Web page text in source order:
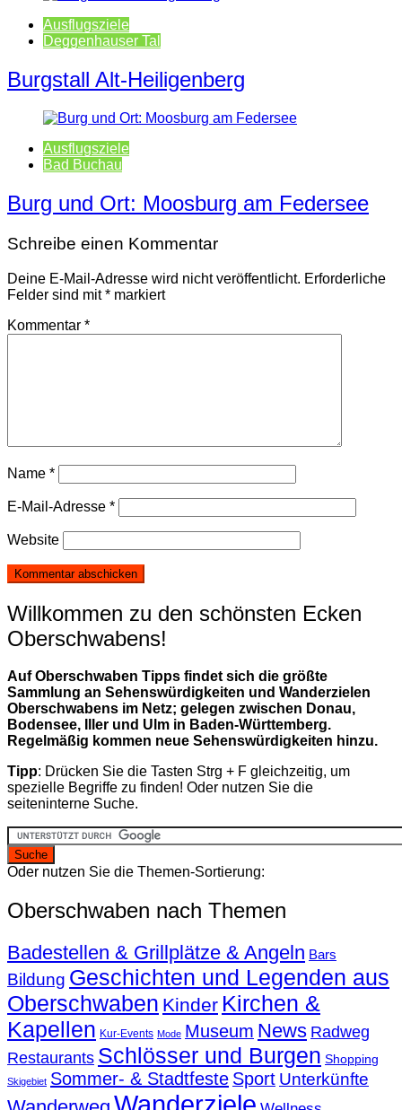
Ausflugsziele
Deggenhauser Tal
Burgstall Alt-Heiligenberg
Ausflugsziele
Bad Buchau
Burg und Ort: Moosburg am Federsee
Schreibe einen Kommentar
Deine E-Mail-Adresse wird nicht veröffentlicht. Erforderliche
Felder sind mit* markiert
Kommentar *
Name *
E-Mail-Adresse *
Website
Willkommen zu den schönsten Ecken
Oberschwabens!
Auf Oberschwaben Tipps findet sich die größte
Sammlung an Sehenswürdigkeiten und Wanderzielen
Oberschwabens im Netz; gelegen zwischen Donau,
Bodensee, Iller und Ulm in Baden-Württemberg.
Regelmäßig kommen neue Sehenswürdigkeiten hinzu.
Tipp: Drücken Sie die Tasten Strg + F gleichzeitig, um
spezielle Begriffe zu finden! Oder nutzen Sie die
seiteninterne Suche.
Oder nutzen Sie die Themen-Sortierung:
Oberschwaben nach Themen
Badestellen & Grillplätze & Angeln Bars
Bildung Geschichten und Legenden aus
Oberschwaben Kinder Kirchen &
Kapellen Kur-Events Mode Museum News Radweg
Restaurants Schlösser und Burgen Shopping
Skigebiet Sommer- & Stadtfeste Sport Unterkünfte